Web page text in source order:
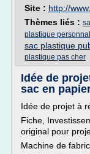
Site : http://
Thèmes liés :
plastique
sac plastique
plastique pas cher
Idée de
sac en
Idée de projet à
Fiche,
original pour
Machine de